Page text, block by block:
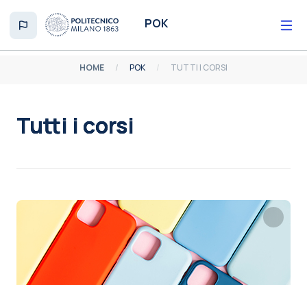
POK
HOME POK TUTTI I CORSI
Tutti i corsi